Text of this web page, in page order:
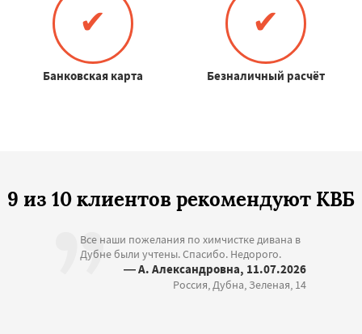
✔
Банковская карта
✔
Безналичный расчёт
9 из 10 клиентов рекомендуют КВБ
Все наши пожелания по химчистке дивана в
Дубне были учтены. Спасибо. Недорого.
— А. Александровна, 11.07.2026
Россия, Дубна, Зеленая, 14